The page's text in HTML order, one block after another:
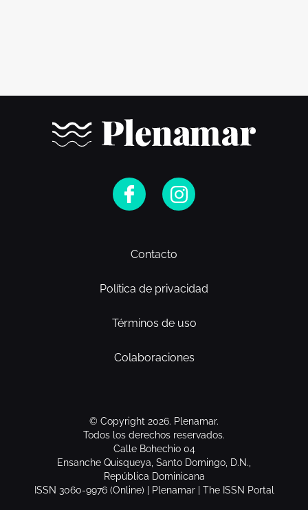
Contacto
Política de privacidad
Términos de uso
Colaboraciones
© Copyright 2026. Plenamar.
Todos los derechos reservados.
Calle Bohechio 04
Ensanche Quisqueya, Santo Domingo, D.N.,
República Dominicana
ISSN 3060-9976 (Online) | Plenamar | The ISSN Portal